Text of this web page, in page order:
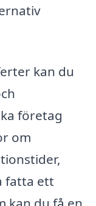
kan du
företag
om
fatta ett